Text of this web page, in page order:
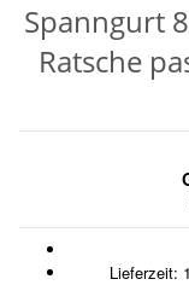
Spanngurt
Ratsche
Lieferzeit: